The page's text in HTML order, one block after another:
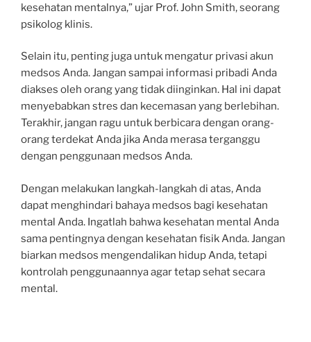
kesehatan mentalnya,” ujar Prof. John Smith, seorang
psikolog klinis.
Selain itu, penting juga untuk mengatur privasi akun
medsos Anda. Jangan sampai informasi pribadi Anda
diakses oleh orang yang tidak diinginkan. Hal ini dapat
menyebabkan stres dan kecemasan yang berlebihan.
Terakhir, jangan ragu untuk berbicara dengan orang-
orang terdekat Anda jika Anda merasa terganggu
dengan penggunaan medsos Anda.
Dengan melakukan langkah-langkah di atas, Anda
dapat menghindari bahaya medsos bagi kesehatan
mental Anda. Ingatlah bahwa kesehatan mental Anda
sama pentingnya dengan kesehatan fisik Anda. Jangan
biarkan medsos mengendalikan hidup Anda, tetapi
kontrolah penggunaannya agar tetap sehat secara
mental.